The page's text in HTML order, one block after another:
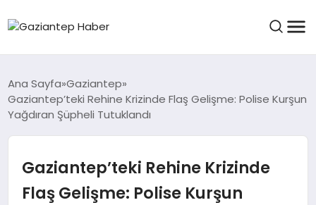
ASAYIŞ
EĞITIM
FINANS
Ana Sayfa Gaziantep
Gaziantep’teki Rehine Krizinde Flaş Gelişme: Polise Kurşun
Yağdıran Şüpheli Tutuklandı
Gaziantep’teki Rehine Krizinde
Flaş Gelişme: Polise Kurşun